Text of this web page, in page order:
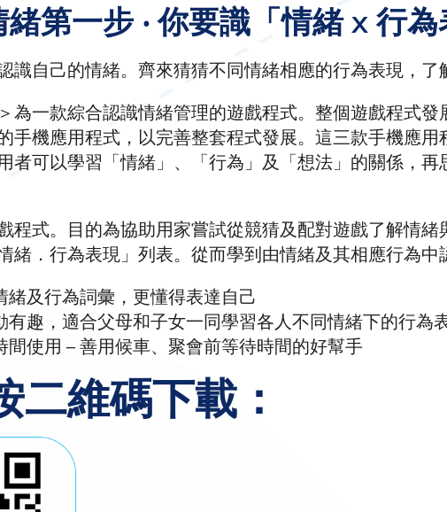
緒第一步 ‧ 你要識「情緒 x 行為
識自己的情緒。齊來猜猜不同情緒相應的行為表現，了
為一款綜合認識情緒管理的遊戲程式。整個遊戲程式
手機應用程式，以完善整套程式發展。這三款手機應
者可以學習「情緒」、「行為」及「想法」的關係，
程式。目的為協助用家嘗試從競猜及配對遊戲了解情
緒．行為表現」列表。從而學到由情緒及其相應行為中
緒及行為詞彙，更懂得表達自己
有趣，適合父母和子女一同學習各人不同情緒下的行為
間使用 – 善用候車、聚會前等待時間的好幫手
二維碼下載：